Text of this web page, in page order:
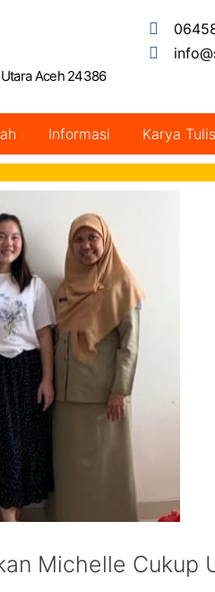
Aceh 24386
Informasi Karya Tulis
Michelle Cukup